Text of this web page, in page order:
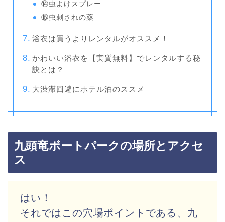
⑭虫よけスプレー
⑮虫刺されの薬
浴衣は買うよりレンタルがオススメ！
かわいい浴衣を【実質無料】でレンタルする秘
訣とは？
大渋滞回避にホテル泊のススメ
九頭竜ボートパークの場所とアクセ
ス
はい！
それではこの穴場ポイントである、九